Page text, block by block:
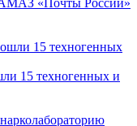
15 техногенных и